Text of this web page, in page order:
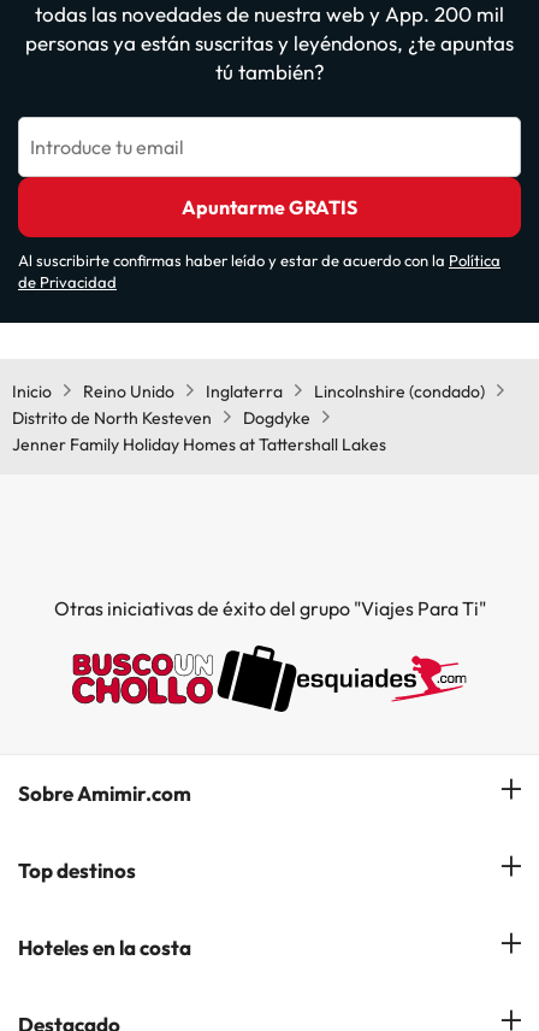
todas las novedades de nuestra web y App. 200 mil
personas ya están suscritas y leyéndonos, ¿te apuntas
tú también?
Introduce tu email
Apuntarme GRATIS
Al suscribirte confirmas haber leído y estar de acuerdo con la Política
de Privacidad
Inicio Reino Unido Inglaterra
Lincolnshire (condado)
Distrito de North Kesteven
Dogdyke
Jenner Family Holiday Homes at Tattershall Lakes
Otras iniciativas de éxito del grupo "Viajes Para Ti"
Sobre Amimir.com
¿Quiénes somos?
Gestionar mi reserva
Top destinos
Hoteles en Salou
Hoteles en la costa
Hoteles en la Costa Azahar
Destacado